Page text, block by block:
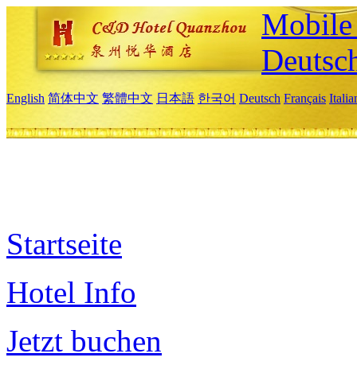
English 简体中文 繁體中文 日本語 한국어 Deutsch Français
Startseite
Hotel Info
Jetzt buchen